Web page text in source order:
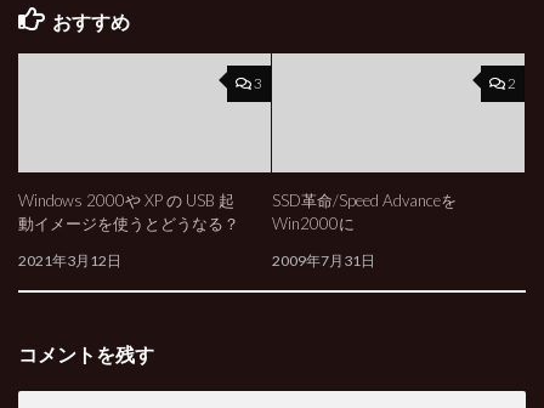
おすすめ
3
Windows 2000や XP の USB 起
動イメージを使うとどうなる？
2021年3月12日
2
SSD革命/Speed Advanceを
Win2000に
2009年7月31日
コメントを残す